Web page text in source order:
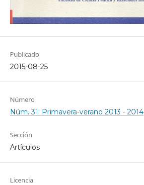
Publicado
2015-08-25
Número
Núm. 31: Primavera-verano 2013 - 2014
Sección
Artículos
Licencia